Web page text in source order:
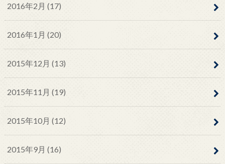
2016年2月 (17)
2016年1月 (20)
2015年12月 (13)
2015年11月 (19)
2015年10月 (12)
2015年9月 (16)